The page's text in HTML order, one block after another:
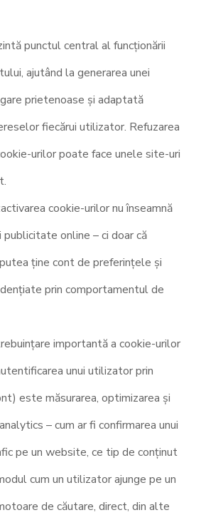
punctul central al funcționării
ajutând la generarea unei
prietenoase și adaptată
fiecărui utilizator. Refuzarea
urilor poate face unele site-uri
cookie-urilor nu înseamnă
publicitate online – ci doar că
ține cont de preferințele și
prin comportamentul de
importantă a cookie-urilor
unui utilizator prin
este măsurarea, optimizarea și
– cum ar fi confirmarea unui
pe un website, ce tip de conținut
cum un utilizator ajunge pe un
de căutare, direct, din alte